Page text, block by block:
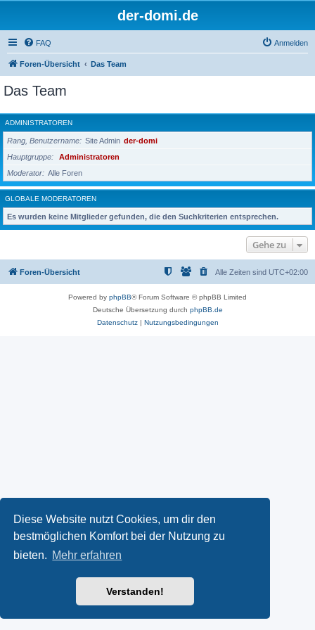
Diese Website nutzt Cookies, um dir den
bestmöglichen Komfort bei der Nutzung zu
bieten. Mehr erfahren
Verstanden!
der-domi.de
FAQ Anmelden
Foren-Übersicht Das Team
Das Team
ADMINISTRATOREN
Rang, Benutzername Site Admin der-domi
Hauptgruppe
Administratoren
Moderator
Alle Foren
GLOBALE MODERATOREN
Es wurden keine Mitglieder gefunden, die den Suchkriterien entsprechen.
Gehe zu
Foren-Übersicht Alle Zeiten sind UTC+02:00
Powered by phpBB® Forum Software © phpBB Limited
Deutsche Übersetzung durch phpBB.de
Datenschutz| Nutzungsbedingungen